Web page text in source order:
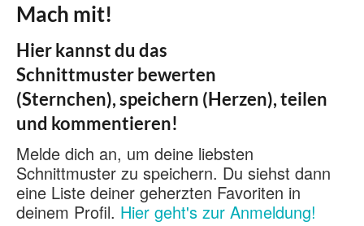
Mach mit!
Hier kannst du das
Schnittmuster bewerten
(Sternchen), speichern (Herzen), teilen
und kommentieren!
Melde dich an, um deine liebsten
Schnittmuster zu speichern. Du siehst dann
eine Liste deiner geherzten Favoriten in
deinem Profil. Hier geht's zur Anmeldung!